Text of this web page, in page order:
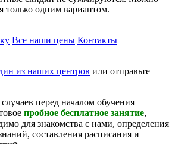
только одним вариантом.
Все наши цены Контакты
из наших центров или отправьте
перед началом обучения
пробное бесплатное занятие,
для знакомства с нами, определения
составления расписания и